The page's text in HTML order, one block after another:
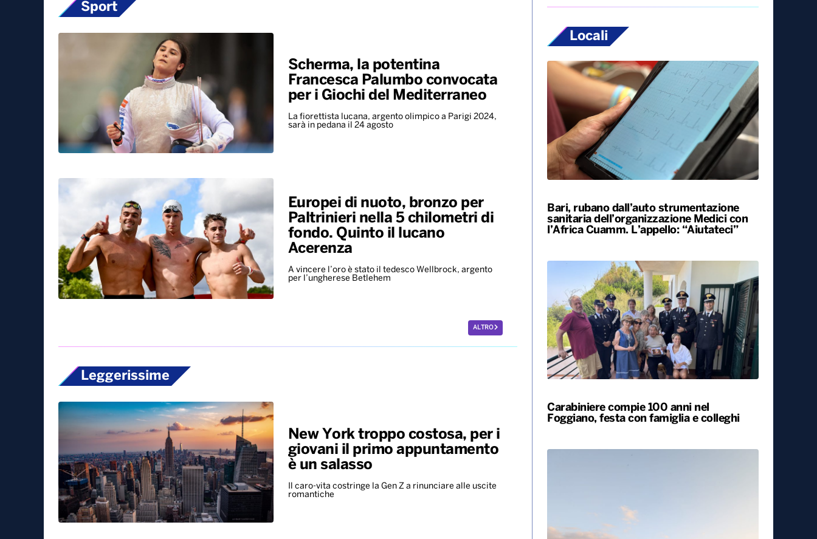
Sport
Scherma, la potentina
Francesca Palumbo convocata
per i Giochi del Mediterraneo
La fiorettista lucana, argento olimpico a Parigi 2024,
sarà in pedana il 24 agosto
Europei di nuoto, bronzo per
Paltrinieri nella 5 chilometri di
fondo. Quinto il lucano
Acerenza
A vincere l’oro è stato il tedesco Wellbrock, argento
per l’ungherese Betlehem
ALTRO
Leggerissime
New York troppo costosa, per i
giovani il primo appuntamento
è un salasso
Il caro-vita costringe la Gen Z a rinunciare alle uscite
romantiche
Locali
Bari, rubano dall’auto strumentazione
sanitaria dell’organizzazione Medici con
l’Africa Cuamm. L’appello: “Aiutateci”
Carabiniere compie 100 anni nel
Foggiano, festa con famiglia e colleghi